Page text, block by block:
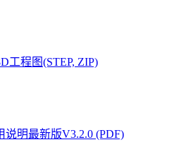
工程图(STEP, ZIP)
明最新版V3.2.0 (PDF)